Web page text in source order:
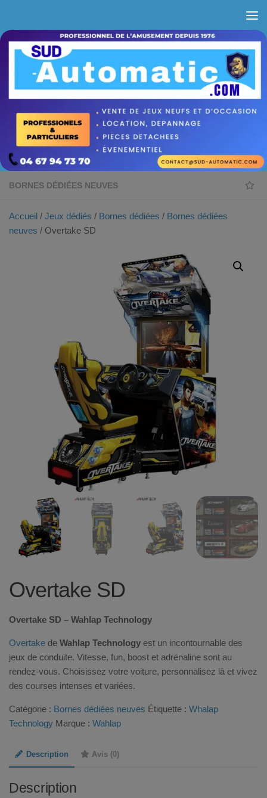
BORNES DÉDIÉES NEUVES
Accueil / Jeux dédiés / Bornes dédiées / Bornes dédiées
neuves / Overtake SD
Overtake SD
Overtake SD – Wahlap Technology
Overtake de Wahlap Technology est un incontournable des
jeux de conduite. Vitesse, fun, boost et adrénaline sont au
rendez-vous. Choisissez votre voiture, personnalisez là et vivez
des courses intenses et variées.
Catégorie : Bornes dédiées neuves Étiquette : Whalap
Technology Marque : Wahlap
Description Avis (0)
Description